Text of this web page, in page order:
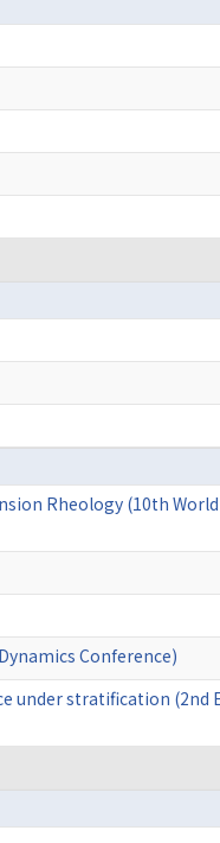
Rheology (10th
Conference)
under stratification (2nd